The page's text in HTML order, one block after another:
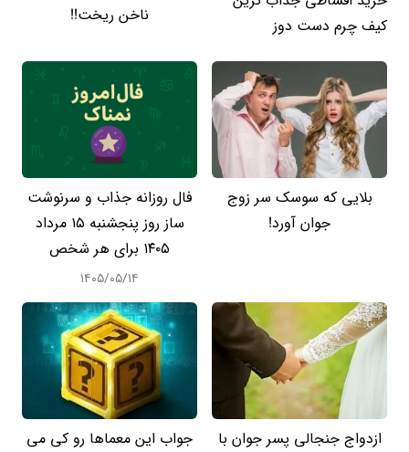
کیف چرم دست دوز
ناخن ریخت!!
بلایی که سوسک سر زوج
جوان آورد!
فال روزانه جذاب و سرنوشت
ساز روز پنجشنبه ۱۵ مرداد
۱۴۰۵ برای هر شخص
۱۴۰۵/۰۵/۱۴
ازدواج جنجالی پسر جوان با
جواب این معماها رو کی می